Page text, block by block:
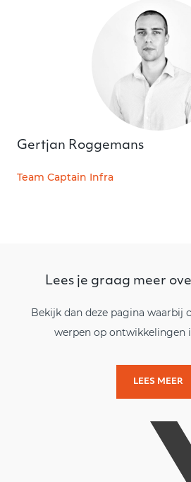
Gertjan Roggemans
Team Captain Infra
Lees je graag meer
Bekijk dan deze pagina waarbij
werpen op ontwikkelingen